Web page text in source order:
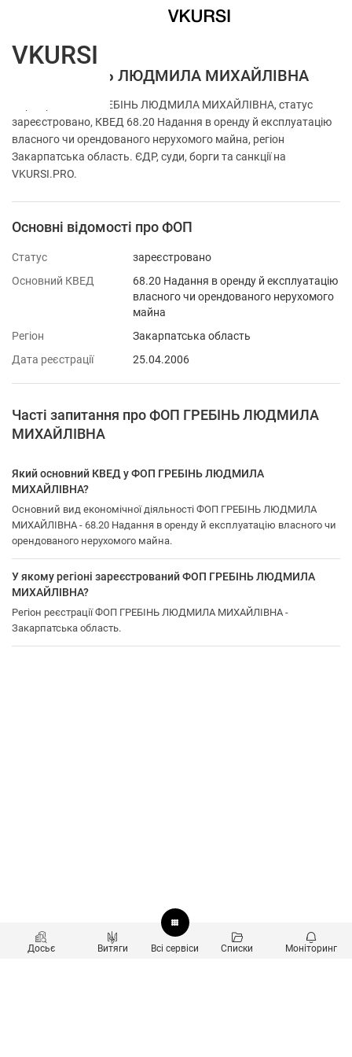
ФОП ГРЕБІНЬ ЛЮДМИЛА МИХАЙЛІВНА
Перевірка ФОП ГРЕБІНЬ ЛЮДМИЛА МИХАЙЛІВНА, статус
зареєстровано, КВЕД 68.20 Надання в оренду й експлуатацію
власного чи орендованого нерухомого майна, регіон
Закарпатська область. ЄДР, суди, борги та санкції на
VKURSI.PRO.
Основні відомості про ФОП
Статус
зареєстровано
Основний КВЕД
68.20 Надання в оренду й експлуатацію
власного чи орендованого нерухомого
майна
Регіон
Закарпатська область
Дата реєстрації
25.04.2006
Часті запитання про ФОП ГРЕБІНЬ ЛЮДМИЛА
МИХАЙЛІВНА
Який основний КВЕД у ФОП ГРЕБІНЬ ЛЮДМИЛА
МИХАЙЛІВНА?
Основний вид економічної діяльності ФОП ГРЕБІНЬ ЛЮДМИЛА
МИХАЙЛІВНА - 68.20 Надання в оренду й експлуатацію власного чи
орендованого нерухомого майна.
У якому регіоні зареєстрований ФОП ГРЕБІНЬ ЛЮДМИЛА
МИХАЙЛІВНА?
Регіон реєстрації ФОП ГРЕБІНЬ ЛЮДМИЛА МИХАЙЛІВНА -
Закарпатська область.
Досьє Витяги Всі сервіси Списки Моніторинг
VKURSI